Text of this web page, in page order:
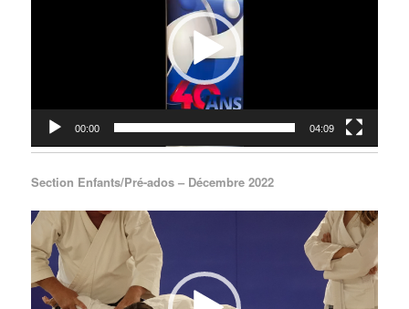
00:00 04:09
Section Enfants/Pré-ados – Décembre 2022
Lecteur
vidéo